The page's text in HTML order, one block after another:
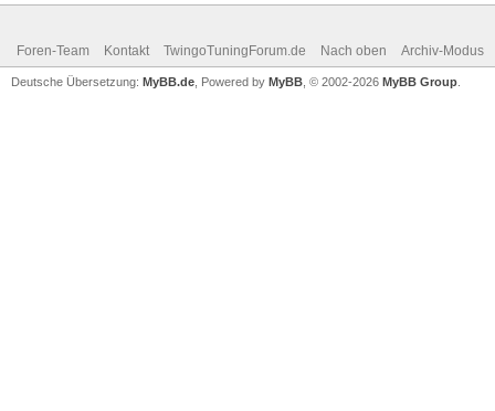
Foren-Team Kontakt TwingoTuningForum.de Nach oben Archiv-Modus
Deutsche Übersetzung: MyBB.de , Powered by MyBB , © 2002-2026 MyBB Group